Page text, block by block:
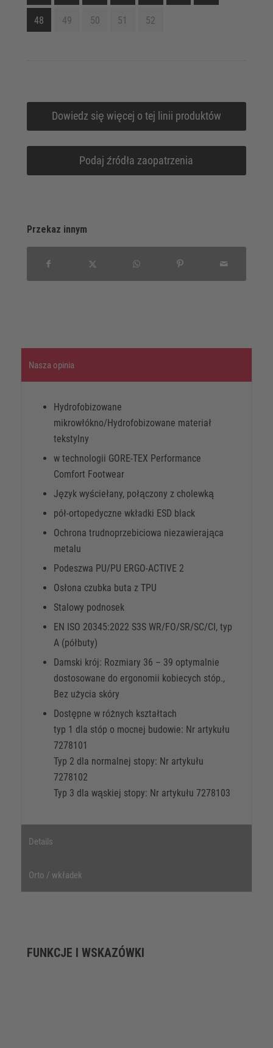
48 49 50 51 52
Dowiedz się więcej o tej linii produktów
Podaj źródła zaopatrzenia
Przekaz innym
Nasza opinia
Hydrofobizowane
mikrowłókno/Hydrofobizowane materiał
tekstylny
w technologii GORE-TEX Performance
Comfort Footwear
Język wyściełany, połączony z cholewką
pół-ortopedyczne wkładki ESD black
Ochrona trudnoprzebiciowa niezawierająca
metalu
Podeszwa PU/PU ERGO-ACTIVE 2
Osłona czubka buta z TPU
Stalowy podnosek
EN ISO 20345:2022 S3S WR/FO/SR/SC/CI, typ
A (półbuty)
Damski krój: Rozmiary 36 – 39 optymalnie
dostosowane do ergonomii kobiecych stóp.,
Bez użycia skóry
Dostępne w różnych kształtach
typ 1 dla stóp o mocnej budowie: Nr artykułu
7278101
Typ 2 dla normalnej stopy: Nr artykułu
7278102
Typ 3 dla wąskiej stopy: Nr artykułu 7278103
Details
Orto / wkładek
FUNKCJE I WSKAZÓWKI